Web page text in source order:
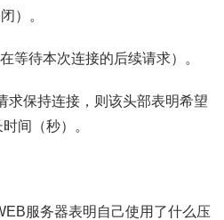
）。
等待本次连接的后续请求）。
求保持连接，则该头部表明希望
间（秒）。
服务器表明自己使用了什么压